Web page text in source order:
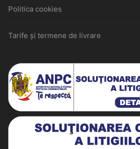
Politica cookies
Tarife și termene de livrare